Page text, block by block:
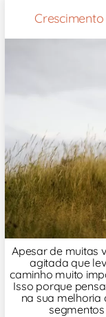
Apesar de muitas
agitada que
caminho muito
Isso porque
na sua melhoria